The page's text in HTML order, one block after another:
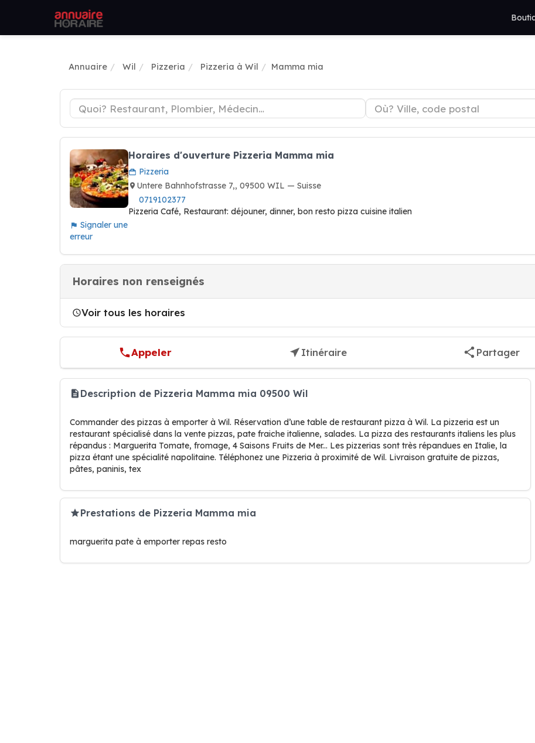
Annuaire Wil Pizzeria Pizzeria à Wil Mamma mia
Signaler une
erreur
Horaires d'ouverture Pizzeria Mamma mia
Pizzeria
Untere Bahnhofstrasse 7,, 09500 WIL — Suisse
0719102377
Pizzeria Café, Restaurant: déjouner, dinner, bon resto pizza cuisine italien
Horaires non renseignés
Voir tous les horaires
Appeler Itinéraire Partager
Description de Pizzeria Mamma mia 09500 Wil
Commander des pizzas à emporter à Wil. Réservation d’une table de restaurant pizza à Wil. La pizzeria est un
restaurant spécialisé dans la vente pizzas, pate fraiche italienne, salades. La pizza des restaurants italiens les plus
répandus : Marguerita Tomate, fromage, 4 Saisons Fruits de Mer... Les pizzerias sont très répandues en Italie, la
pizza étant une spécialité napolitaine. Téléphonez une Pizzeria à proximité de Wil. Livraison gratuite de pizzas,
pâtes, paninis, tex
Prestations de Pizzeria Mamma mia
marguerita pate à emporter repas resto